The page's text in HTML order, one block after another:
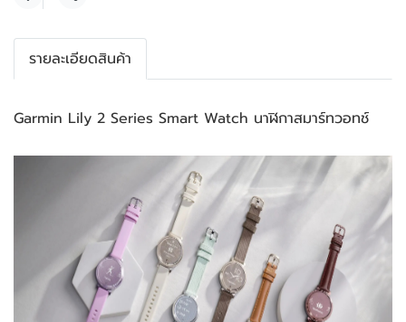
รายละเอียดสินค้า
Garmin Lily 2 Series Smart Watch นาฬิกาสมาร์ทวอทช์